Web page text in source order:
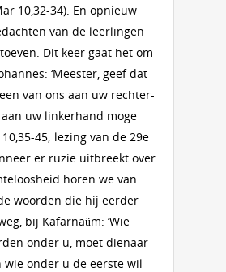
10,32-34). En opnieuw
van de leerlingen
Dit keer gaat het om
‘Meester, geef dat
van ons aan uw rechter-
uw linkerhand moge
45; lezing van de 29e
er ruzie uitbreekt over
horen we van
woorden die hij eerder
bij Kafarnaüm: ‘Wie
onder u, moet dienaar
wie onder u de eerste wil